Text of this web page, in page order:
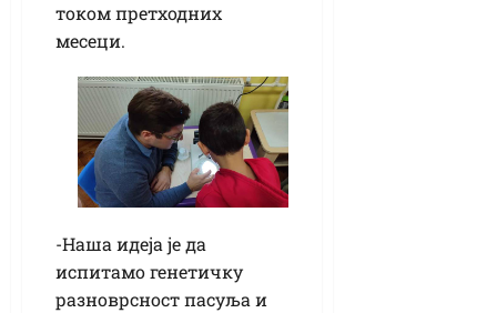
током претходних
месеци.
-Наша идеја је да
испитамо генетичку
разноврсност пасуља и